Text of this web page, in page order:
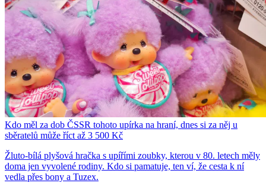
Kdo měl za dob ČSSR tohoto upírka na hraní, dnes si za něj u
sběratelů může říct až 3 500 Kč
Žluto-bílá plyšová hračka s upířími zoubky, kterou v 80. letech měly
doma jen vyvolené rodiny. Kdo si pamatuje, ten ví, že cesta k ní
vedla přes bony a Tuzex.